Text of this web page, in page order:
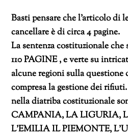
Basti pensare che l’articolo di
cancellare è di circa 4 pagine.
La sentenza costituzionale
110 PAGINE , e verte su
alcune regioni sulla questione
compresa la gestione dei
nella diatriba costituzionale
CAMPANIA, LA LIGURIA,
L’EMILIA IL PIEMONTE,